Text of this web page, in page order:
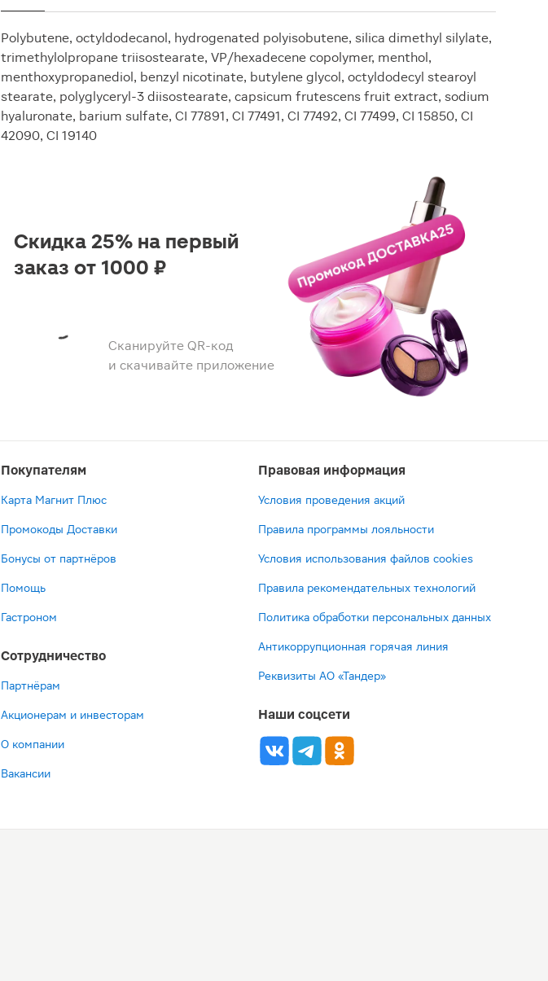
Polybutene, octyldodecanol, hydrogenated polyisobutene, silica dimethyl silylate,
trimethylolpropane triisostearate, VP/hexadecene copolymer, menthol,
menthoxypropanediol, benzyl nicotinate, butylene glycol, octyldodecyl stearoyl
stearate, polyglyceryl-3 diisostearate, capsicum frutescens fruit extract, sodium
hyaluronate, barium sulfate, CI 77891, CI 77491, CI 77492, CI 77499, CI 15850, CI
42090, CI 19140
Сканируйте QR-код
и скачивайте приложение
Скидка 25% на первый
заказ от 1000 ₽
Покупателям
Карта Магнит Плюс
Промокоды Доставки
Бонусы от партнёров
Помощь
Гастроном
Сотрудничество
Партнёрам
Акционерам и инвесторам
О компании
Вакансии
Правовая информация
Условия проведения акций
Правила программы лояльности
Условия использования файлов cookies
Правила рекомендательных технологий
Политика обработки персональных данных
Антикоррупционная горячая линия
Реквизиты АО «Тандер»
Наши соцсети